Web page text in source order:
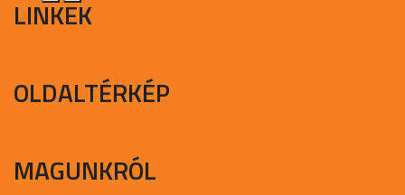
LINKEK
OLDALTÉRKÉP
MAGUNKRÓL